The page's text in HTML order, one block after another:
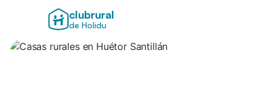
clubrural
de Holidu